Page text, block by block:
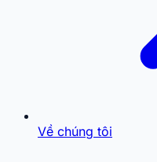
Về chúng tôi